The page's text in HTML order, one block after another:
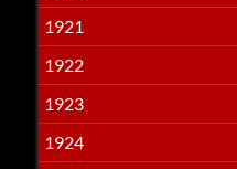
1921
1922
1923
1924